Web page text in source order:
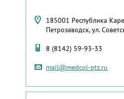
185001 Республика
Петрозаводск, ул.
8 (8142) 59-93-33
mail@medcol-ptz.ru